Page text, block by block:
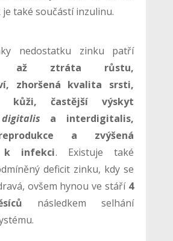
také součástí inzulinu.
nedostatku zinku patří
až ztráta růstu,
zhoršená kvalita srsti,
kůži, častější výskyt
a interdigitalis,
a zvýšená
k infekci. Existuje také
deficit zinku, kdy se
ovšem hynou ve stáří4
následkem selhání